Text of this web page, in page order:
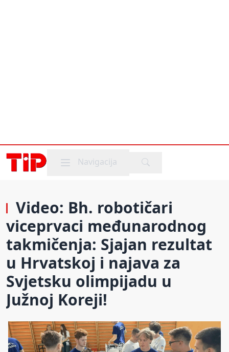
Mobile menu
Navigacija
Video: Bh. robotičari
viceprvaci međunarodnog
takmičenja: Sjajan rezultat
u Hrvatskoj i najava za
Svjetsku olimpijadu u
Južnoj Koreji!